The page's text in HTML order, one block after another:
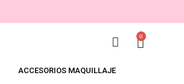
0
ACCESORIOS MAQUILLAJE